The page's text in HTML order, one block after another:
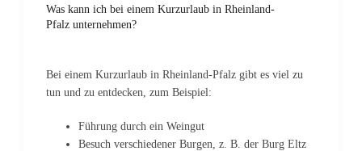
Was kann ich bei einem Kurzurlaub in Rheinland-
Pfalz unternehmen?
Bei einem Kurzurlaub in Rheinland-Pfalz gibt es viel zu
tun und zu entdecken, zum Beispiel:
Führung durch ein Weingut
Besuch verschiedener Burgen, z. B. der Burg Eltz